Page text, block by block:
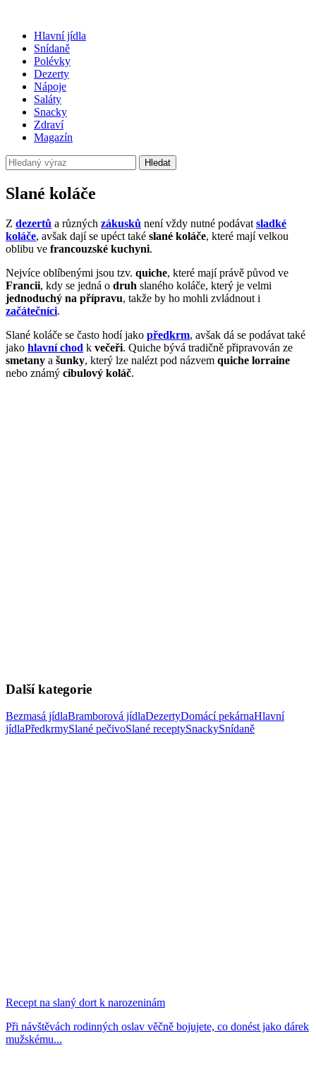
Hlavní jídla
Snídaně
Polévky
Dezerty
Nápoje
Saláty
Snacky
Zdraví
Magazín
Hledat
Slané koláče
Z dezertů a různých zákusků není vždy nutné podávat sladké
koláče, avšak dají se upéct také slané koláče, které mají velkou
oblibu ve francouzské kuchyni.
Nejvíce oblíbenými jsou tzv. quiche, které mají právě původ ve
Francii, kdy se jedná o druh slaného koláče, který je velmi
jednoduchý na přípravu, takže by ho mohli zvládnout i
začátečníci.
Slané koláče se často hodí jako předkrm, avšak dá se podávat také
jako hlavní chod k večeři. Quiche bývá tradičně připravován ze
smetany a šunky, který lze nalézt pod názvem quiche lorraine
nebo známý cibulový koláč.
Další kategorie
Bezmasá jídlaBramborová jídlaDezertyDomácí pekárnaHlavní
jídlaPředkrmySlané pečivoSlané receptySnackySnídaně
Recept na slaný dort k narozeninám
Při návštěvách rodinných oslav věčně bojujete, co donést jako dárek
mužskému...